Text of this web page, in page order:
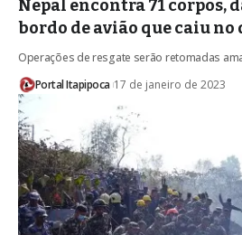
Nepal encontra 71 corpos,
bordo de avião que caiu
Operações de resgate serão retomadas
Portal Itapipoca 17 de janeiro de 2023